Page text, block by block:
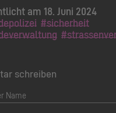
am 18. Juni 2024
#sicherheit
schreiben
Name